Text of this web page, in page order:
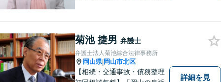
少しでも解決されますよう，
誠心誠意努力いたす所存で
す。皆様方のご来所をお待ち
しております。
菊池 捷男 弁護士
弁護士法人菊池綜合法律事務所
岡山県|岡山市北区
【相続・交通事故・債務整理
詳細を見